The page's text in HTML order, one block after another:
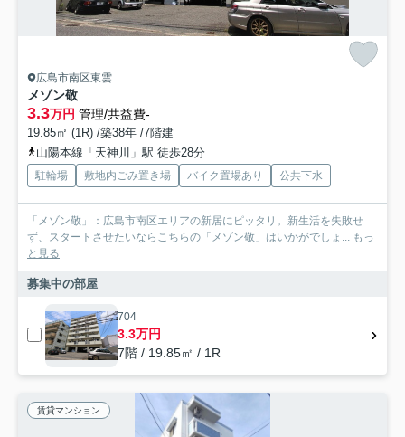
広島市南区東雲
メゾン敬
3.3万円 管理/共益費-
19.85㎡ (1R) /築38年 /7階建
山陽本線「天神川」駅 徒歩28分
駐輪場 敷地内ごみ置き場 バイク置場あり 公共下水
「メゾン敬」：広島市南区エリアの新居にピッタリ。新生活を失敗せ
ず、スタートさせたいならこちらの「メゾン敬」はいかがでしょ... もっ
と見る
募集中の部屋
704
3.3万円
7階 / 19.85㎡ / 1R
賃貸マンション